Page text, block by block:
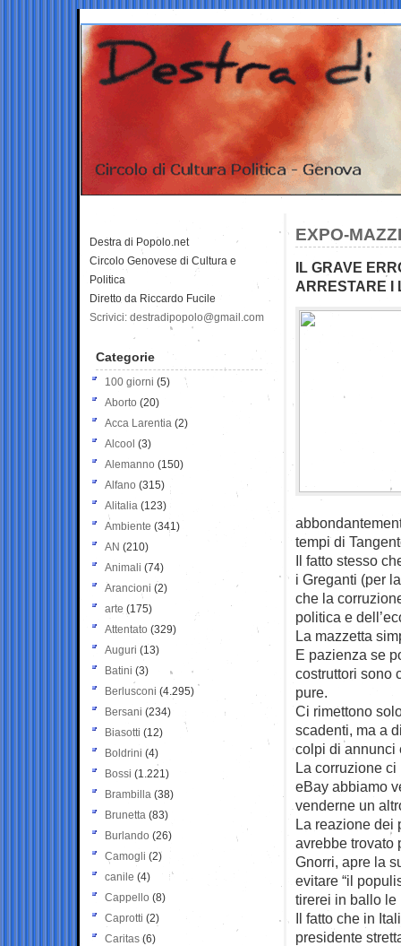
EXPO-
IL GRAVE
ARRESTARE I
tempi di
Il fatto stesso
i Greganti (per
che la
politica e
La mazzetta
E pazienza se
costruttori sono
pure.
Ci rimettono
scadenti, ma a
colpi di annunci
La corruzione ci
eBay abbiamo
venderne un
La reazione dei
avrebbe trovato
Gnorri, apre la
evitare “il
tirerei in ballo le
Il fatto che in
presidente
Destra di Popolo.net
Circolo Genovese di Cultura e
Politica
Diretto da Riccardo Fucile
Scrivici: destradipopolo@gmail.com
Categorie
100 giorni (5)
Aborto (20)
Acca Larentia (2)
Alcool (3)
Alemanno (150)
Alfano (315)
Alitalia (123)
Ambiente (341)
AN (210)
Animali (74)
Arancioni (2)
arte (175)
Attentato (329)
Auguri (13)
Batini (3)
Berlusconi (4.295)
Bersani (234)
Biasotti (12)
Boldrini (4)
Bossi (1.221)
Brambilla (38)
Brunetta (83)
Burlando (26)
Camogli (2)
canile (4)
Cappello (8)
Caprotti (2)
Caritas (6)